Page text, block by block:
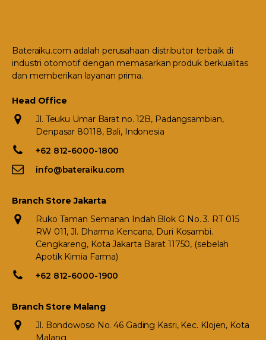
Bateraiku.com adalah perusahaan distributor terbaik di
industri otomotif dengan memasarkan produk berkualitas
dan memberikan layanan prima.
Head Office
Jl. Teuku Umar Barat no. 12B, Padangsambian,
Denpasar 80118, Bali, Indonesia
+62 812-6000-1800
info@bateraiku.com
Branch Store Jakarta
Ruko Taman Semanan Indah Blok G No. 3. RT 015
RW 011, Jl. Dharma Kencana, Duri Kosambi.
Cengkareng, Kota Jakarta Barat 11750, (sebelah
Apotik Kimia Farma)
+62 812-6000-1900
Branch Store Malang
Jl. Bondowoso No. 46 Gading Kasri, Kec. Klojen, Kota
Malang